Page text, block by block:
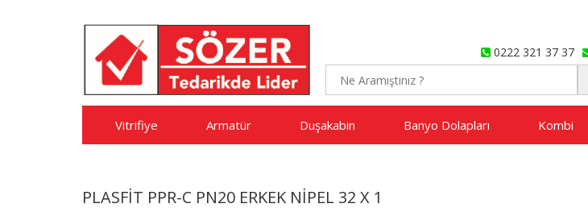
0222 321 37 37
Vitrifiye Armatür Duşakabin Banyo Dolapları Kombi
PLASFİT PPR-C PN20 ERKEK NİPEL 32 X 1